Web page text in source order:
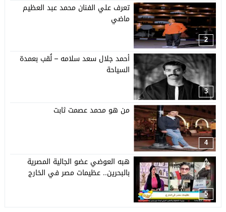
2
تعرف علي الفنان محمد عبد العظيم
ماضي
3
أحمد جلال سعد سلامه – لُقب بعمدة
السياحة
4
من هو محمد عصمت ثابت
5
هبه العوضي عضو الجالية المصرية
بالبحرين.. عظيمات مصر في الخارج